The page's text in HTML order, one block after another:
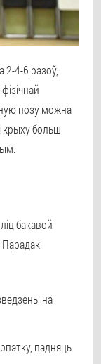
2-4-6 разоў,
позу можна
крыху больш
бакавой
Парадак
на
падняць